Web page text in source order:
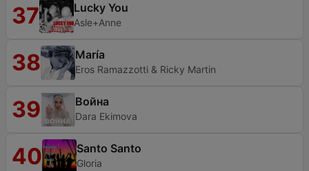
37 Lucky You
Asle+Anne
38 María
Eros Ramazzotti & Ricky Martin
39 Война
Dara Ekimova
40 Santo Santo
Gloria